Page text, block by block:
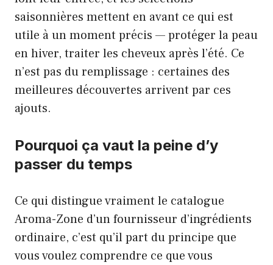
saisonnières mettent en avant ce qui est
utile à un moment précis — protéger la peau
en hiver, traiter les cheveux après l’été. Ce
n’est pas du remplissage : certaines des
meilleures découvertes arrivent par ces
ajouts.
Pourquoi ça vaut la peine d’y
passer du temps
Ce qui distingue vraiment le catalogue
Aroma-Zone d’un fournisseur d’ingrédients
ordinaire, c’est qu’il part du principe que
vous voulez comprendre ce que vous